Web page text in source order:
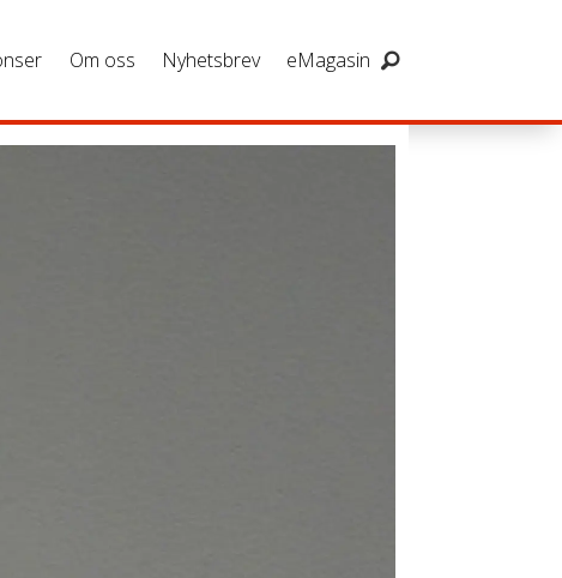
Om oss Nyhetsbrev eMagasin